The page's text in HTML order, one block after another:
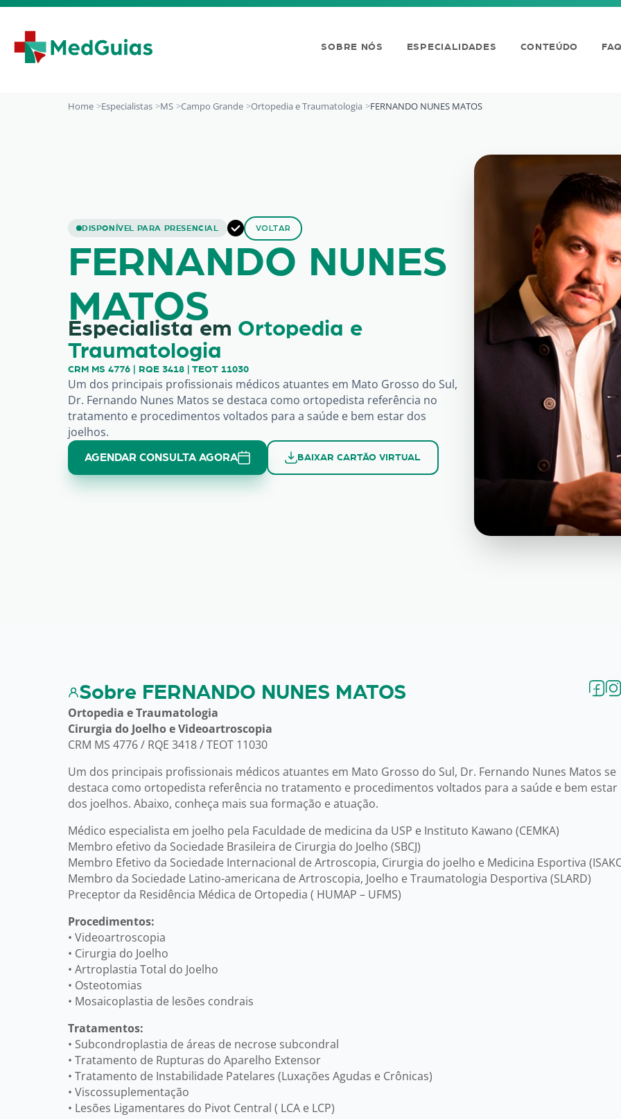
Ir para o conteúdo
SOBRE NÓS ESPECIALIDADES CONTEÚDO
Home Especialistas MS Campo Grande Ortopedia e Traumatologia FERNANDO NUNES MATOS
DISPONÍVEL PARA PRESENCIAL VOLTAR
FERNANDO NUNES MATOS
FERNANDO NUNES
MATOS
Especialista em Ortopedia e
Traumatologia
CRM MS 4776 | RQE 3418 | TEOT 11030
Um dos principais profissionais médicos atuantes em Mato Grosso do Sul,
Dr. Fernando Nunes Matos se destaca como ortopedista referência no
tratamento e procedimentos voltados para a saúde e bem estar dos
joelhos.
AGENDAR CONSULTA AGORA BAIXAR CARTÃO VIRTUAL
Sobre FERNANDO NUNES MATOS
Ortopedia e Traumatologia
Cirurgia do Joelho e Videoartroscopia
CRM MS 4776 / RQE 3418 / TEOT 11030
Um dos principais profissionais médicos atuantes em Mato Grosso do Sul, Dr. Fernando Nunes Matos se
destaca como ortopedista referência no tratamento e procedimentos voltados para a saúde e bem estar
dos joelhos. Abaixo, conheça mais sua formação e atuação.
Médico especialista em joelho pela Faculdade de medicina da USP e Instituto Kawano (CEMKA)
Membro efetivo da Sociedade Brasileira de Cirurgia do Joelho (SBCJ)
Membro Efetivo da Sociedade Internacional de Artroscopia, Cirurgia do joelho e Medicina Esportiva
Membro da Sociedade Latino-americana de Artroscopia, Joelho e Traumatologia Desportiva (SLARD)
Preceptor da Residência Médica de Ortopedia ( HUMAP – UFMS)
Procedimentos:
• Videoartroscopia
• Cirurgia do Joelho
• Artroplastia Total do Joelho
• Osteotomias
• Mosaicoplastia de lesões condrais
Tratamentos:
• Subcondroplastia de áreas de necrose subcondral
• Tratamento de Rupturas do Aparelho Extensor
• Tratamento de Instabilidade Patelares (Luxações Agudas e Crônicas)
• Viscossuplementação
• Lesões Ligamentares do Pivot Central ( LCA e LCP)